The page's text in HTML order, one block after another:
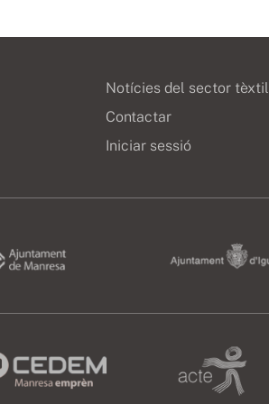
Notícies del sector tèxtil
Contactar
Iniciar sessió